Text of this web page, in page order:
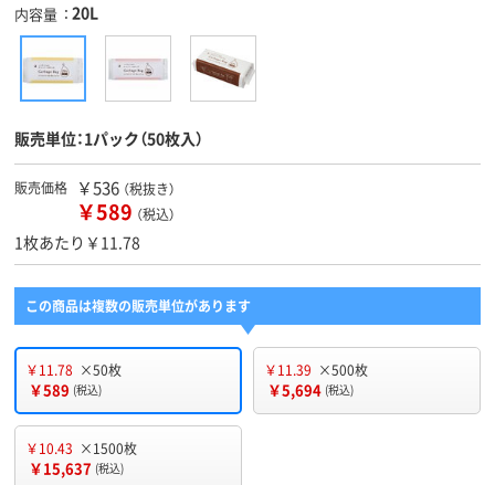
内容量 20L
販売単位：1パック（50枚入）
販売価格 ￥536 （税抜き）
￥589 （税込）
1枚あたり￥11.78
この商品は複数の販売単位があります
￥11.78 ×50枚
￥589 (税込)
￥11.39 ×500枚
￥5,694 (税込)
￥10.43 ×1500枚
￥15,637 (税込)